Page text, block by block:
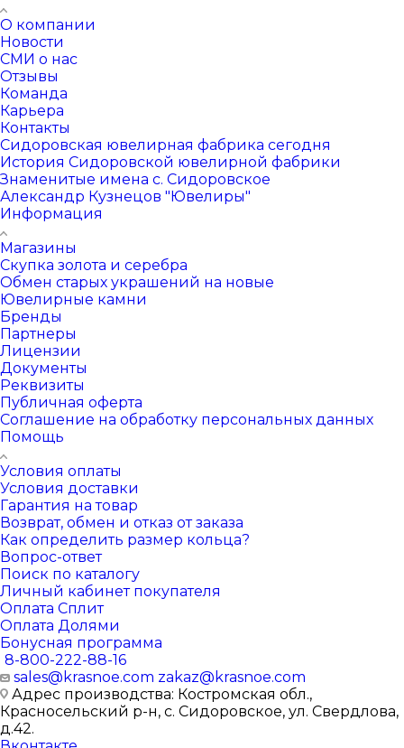
О компании
Новости
СМИ о нас
Отзывы
Команда
Карьера
Контакты
Сидоровская ювелирная фабрика сегодня
История Сидоровской ювелирной фабрики
Знаменитые имена с. Сидоровское
Александр Кузнецов "Ювелиры"
Информация
Магазины
Скупка золота и серебра
Обмен старых украшений на новые
Ювелирные камни
Бренды
Партнеры
Лицензии
Документы
Реквизиты
Публичная оферта
Соглашение на обработку персональных данных
Помощь
Условия оплаты
Условия доставки
Гарантия на товар
Возврат, обмен и отказ от заказа
Как определить размер кольца?
Вопрос-ответ
Поиск по каталогу
Личный кабинет покупателя
Оплата Сплит
Оплата Долями
Бонусная программа
8-800-222-88-16
sales@krasnoe.com zakaz@krasnoe.com
Адрес производства: Костромская обл.,
Красносельский р-н, с. Сидоровское, ул. Свердлова,
д.42.